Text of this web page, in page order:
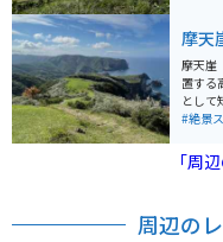
きます。 展望台周辺には放牧された牛がの
食む姿
り、自
摩天
摩天崖
置する
として
れたよ
国の名
散策や
ばれて
#絶景
「周
周辺の